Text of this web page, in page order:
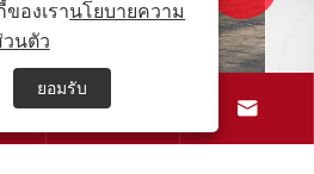
ลักของยางเครื่องจักร
 
องเรานโยบายความ
วนตัว
ยอมรับ